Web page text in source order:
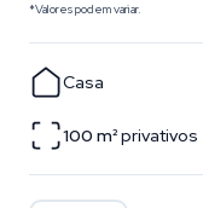
*Valores podem variar.
Casa
100 m²privativos